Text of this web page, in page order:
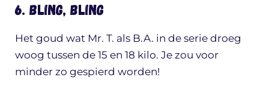
6. Bling, bling
Het goud wat Mr. T. als B.A. in de serie droeg
woog tussen de 15 en 18 kilo. Je zou voor
minder zo gespierd worden!